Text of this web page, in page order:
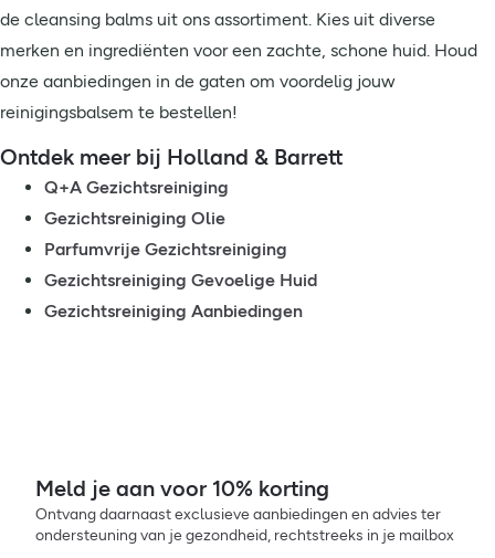
de cleansing balms uit ons assortiment. Kies uit diverse
merken en ingrediënten voor een zachte, schone huid. Houd
onze aanbiedingen in de gaten om voordelig jouw
reinigingsbalsem te bestellen!
Ontdek meer bij Holland & Barrett
Q+A Gezichtsreiniging
Gezichtsreiniging Olie
Parfumvrije Gezichtsreiniging
Gezichtsreiniging Gevoelige Huid
Gezichtsreiniging Aanbiedingen
Meld je aan voor 10% korting
Ontvang daarnaast exclusieve aanbiedingen en advies ter
ondersteuning van je gezondheid, rechtstreeks in je mailbox